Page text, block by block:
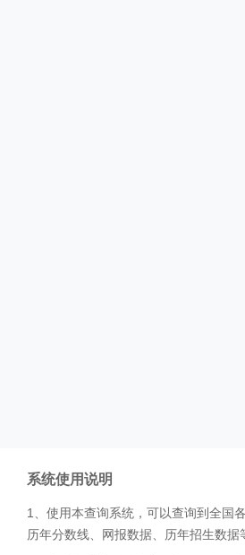
系统使用说明
1、使用本查询系统，可以查询到全国
历年分数线、网报数据、历年招生数